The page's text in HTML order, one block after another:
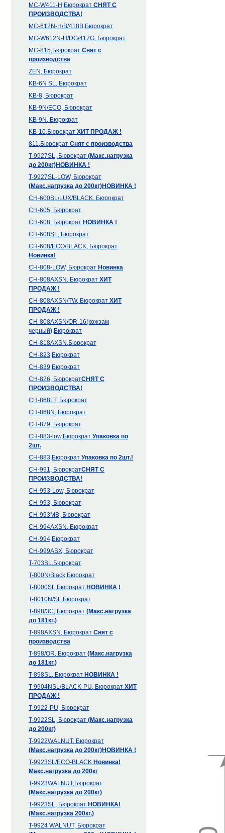
MC-W411-H,Бюрократ СНЯТ С
ПРОИЗВОДСТВА!
MC-612N-H/B/418B,Бюрократ
MC-W612N-H/DG/417G, Бюрократ
MC-815,Бюрократ Снят с
производства
ZEN, Бюрократ
KB-6N SL, Бюрократ
KB-8, Бюрократ
KB-9N/ECO, Бюрократ
KB-9N, Бюрократ
KB-10,Бюрократ ХИТ ПРОДАЖ !
811,Бюрократ Снят с производства
T-9927SL, Бюрократ (Макс.нагрузка
до 200кг)НОВИНКА !
T-9927SL-LOW, Бюрократ
(Макс.нагрузка до 200кг)НОВИНКА !
CH-600SL/LUX/BLACK, Бюрократ
CH-605, Бюрократ
CH-608, Бюрократ НОВИНКА !
CH-608SL, Бюрократ
CH-608/ECO/BLACK, Бюрократ
Новинка!
CH-808-LOW, Бюрократ Новинка
CH-808AXSN, Бюрократ ХИТ
ПРОДАЖ !
CH-808AXSN/TW, Бюрократ ХИТ
ПРОДАЖ !
CH-808AXSN/OR-16(кожзам
черный),Бюрократ
CH-818AXSN,Бюрократ
CH-823,Бюрократ
CH-839,Бюрократ
CH-826, БюрократСНЯТ С
ПРОИЗВОДСТВА!
CH-868LT, Бюрократ
CH-868N, Бюрократ
CH-879, Бюрократ
CH-883-low,Бюрократ Упаковка по
2шт.
CH-883,Бюрократ Упаковка по 2шт.!
CH-991, БюрократСНЯТ С
ПРОИЗВОДСТВА!
CH-993-Low, Бюрократ
CH-993, Бюрократ
CH-993MB, Бюрократ
CH-994AXSN, Бюрократ
CH-994,Бюрократ
CH-999ASX, Бюрократ
T-703SL,Бюрократ
T-800N/Black,Бюрократ
T-8000SL,Бюрократ НОВИНКА !
T-8010N/SL,Бюрократ
T-898/3С, Бюрократ (Макс.нагрузка
до 181кг.)
T-898AXSN, Бюрократ Снят с
производства
T-898/OR, Бюрократ (Макс.нагрузка
до 181кг.)
T-898SL, Бюрократ НОВИНКА !
T-9904NSL/BLACK-PU, Бюрократ ХИТ
ПРОДАЖ !
T-9922-PU, Бюрократ
T-9922SL, Бюрократ (Макс.нагрузка
до 200кг)
T-9922WALNUT, Бюрократ
(Макс.нагрузка до 200кг)НОВИНКА !
T-9923SL/ECO-BLACK Новинка!
Макс.нагрузка до 200кг
T-9923WALNUT,Бюрократ
(Макс.нагрузка до 200кг)
T-9923SL, Бюрократ НОВИНКА!
(Макс.нагрузка 200кг.)
T-9924 WALNUT, Бюрократ